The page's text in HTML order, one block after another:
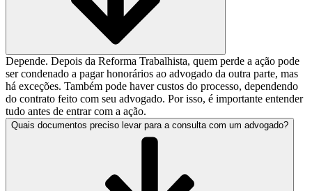
Depende. Depois da Reforma Trabalhista, quem perde a ação pode
ser condenado a pagar honorários ao advogado da outra parte, mas
há exceções. Também pode haver custos do processo, dependendo
do contrato feito com seu advogado. Por isso, é importante entender
tudo antes de entrar com a ação.
Quais documentos preciso levar para a consulta com um advogado?